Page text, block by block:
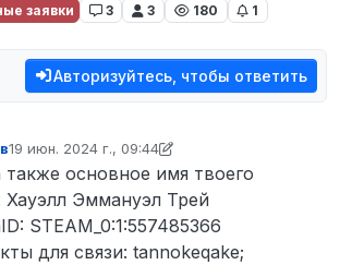
заявки
3 3 180 1
Авторизуйтесь, чтобы ответить
19 июн. 2024 г., 09:44
отредактировано дима феофилов
также основное имя твоего
Хауэлл Эммануэл Трей
STEAM_0:1:557485366
для связи: tannokeqake;